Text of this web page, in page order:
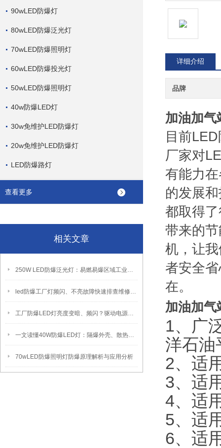
90wLED防爆灯
80wLED防爆泛光灯
70wLED防爆照明灯
60wLED防爆投光灯
50wLED防爆照明灯
40w防爆LED灯
30w免维护LED防爆灯
20w免维护LED防爆灯
LED防爆路灯
查看更多
相关文章
250W LED防爆泛光灯：易燃易爆区域工业固定照明装置
led防爆工厂灯频闪、不亮故障快速排查维修方法
工厂防爆LED灯亮度变暗、频闪？驱动电源故障检修方法
一文读懂40W防爆LED灯：隔爆外壳、散热、防爆认证原理
70wLED防爆照明灯防爆原理解析与应用分析
详细介绍
品牌
加油加气
目前
厂家对
有能力
的发展
都取得
带来的
机，让
者安全
在。
加油加气
1、广
洋石油
2、适
3、适
4、适
5、适
6、适